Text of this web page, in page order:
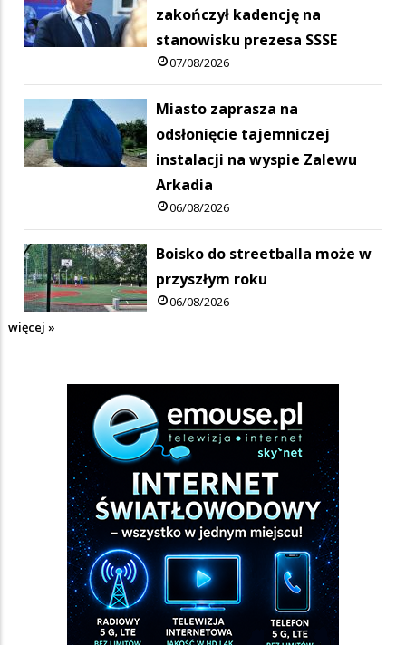
zakończył kadencję na
stanowisku prezesa SSSE
07/08/2026
Miasto zaprasza na
odsłonięcie tajemniczej
instalacji na wyspie Zalewu
Arkadia
06/08/2026
Boisko do streetballa może w
przyszłym roku
06/08/2026
więcej »